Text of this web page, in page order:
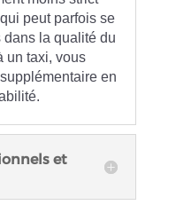
peut parfois se
la qualité du
un taxi, vous
en
et